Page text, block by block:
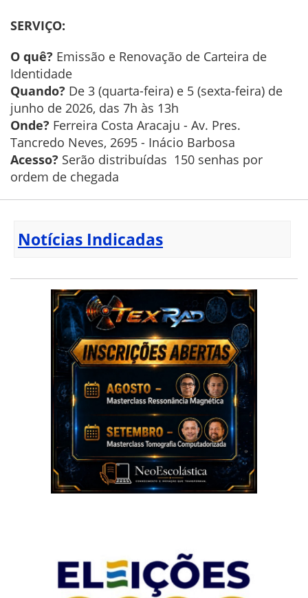
SERVIÇO:
O quê? Emissão e Renovação de Carteira de
Identidade
Quando? De 3 (quarta-feira) e 5 (sexta-feira) de
junho de 2026, das 7h às 13h
Onde? Ferreira Costa Aracaju - Av. Pres.
Tancredo Neves, 2695 - Inácio Barbosa
Acesso? Serão distribuídas 150 senhas por
ordem de chegada
Notícias Indicadas